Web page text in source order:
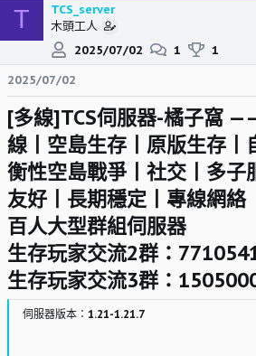
T
TCS_server
木頭工人
2025/07/02
1
1
2025/07/02
[多線]TCS伺服器-橘子窩
線丨空島生存丨原版生存丨
衡性空島戰爭丨社交丨多子
友好丨長期穩定丨專線網絡
百人大型群組伺服器
生存玩家交流2群：
生存玩家交流3群：
伺服器版本：1.21-1.21.7